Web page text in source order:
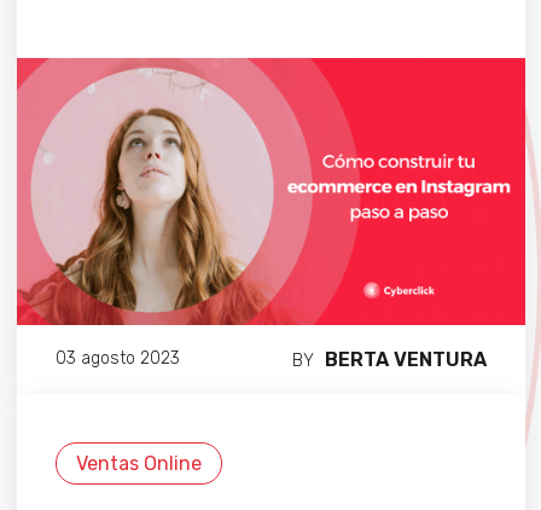
03 agosto 2023 BY BERTA VENTURA
Ventas Online